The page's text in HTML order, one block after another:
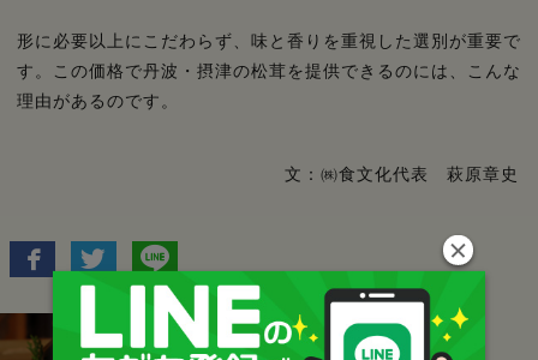
形に必要以上にこだわらず、味と香りを重視した選別が重要で
す。この価格で丹波・摂津の松茸を提供できるのには、こんな
理由があるのです。
文：㈱食文化代表 萩原章史